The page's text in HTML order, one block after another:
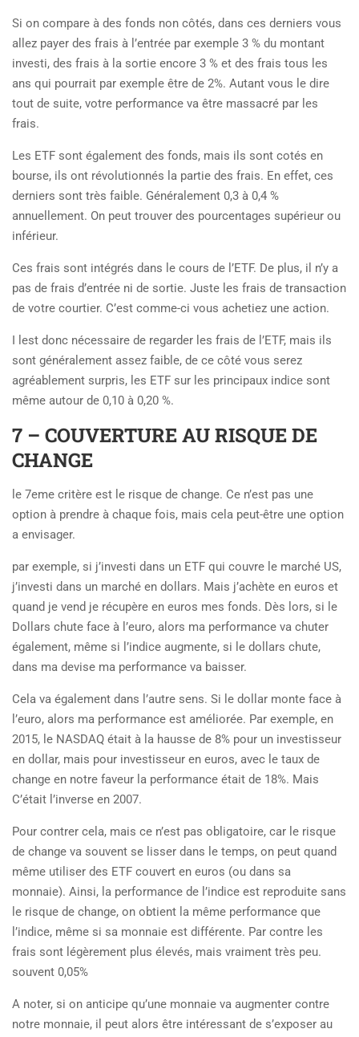
Si on compare à des fonds non côtés, dans ces derniers vous
allez payer des frais à l’entrée par exemple 3 % du montant
investi, des frais à la sortie encore 3 % et des frais tous les
ans qui pourrait par exemple être de 2%. Autant vous le dire
tout de suite, votre performance va être massacré par les
frais.
Les ETF sont également des fonds, mais ils sont cotés en
bourse, ils ont révolutionnés la partie des frais. En effet, ces
derniers sont très faible. Généralement 0,3 à 0,4 %
annuellement. On peut trouver des pourcentages supérieur ou
inférieur.
Ces frais sont intégrés dans le cours de l’ETF. De plus, il n’y a
pas de frais d’entrée ni de sortie. Juste les frais de transaction
de votre courtier. C’est comme-ci vous achetiez une action.
I lest donc nécessaire de regarder les frais de l’ETF, mais ils
sont généralement assez faible, de ce côté vous serez
agréablement surpris, les ETF sur les principaux indice sont
même autour de 0,10 à 0,20 %.
7 – COUVERTURE AU RISQUE DE
CHANGE
le 7eme critère est le risque de change. Ce n’est pas une
option à prendre à chaque fois, mais cela peut-être une option
a envisager.
par exemple, si j’investi dans un ETF qui couvre le marché US,
j’investi dans un marché en dollars. Mais j’achète en euros et
quand je vend je récupère en euros mes fonds. Dès lors, si le
Dollars chute face à l’euro, alors ma performance va chuter
également, même si l’indice augmente, si le dollars chute,
dans ma devise ma performance va baisser.
Cela va également dans l’autre sens. Si le dollar monte face à
l’euro, alors ma performance est améliorée. Par exemple, en
2015, le NASDAQ était à la hausse de 8% pour un investisseur
en dollar, mais pour investisseur en euros, avec le taux de
change en notre faveur la performance était de 18%. Mais
C’était l’inverse en 2007.
Pour contrer cela, mais ce n’est pas obligatoire, car le risque
de change va souvent se lisser dans le temps, on peut quand
même utiliser des ETF couvert en euros (ou dans sa
monnaie). Ainsi, la performance de l’indice est reproduite sans
le risque de change, on obtient la même performance que
l’indice, même si sa monnaie est différente. Par contre les
frais sont légèrement plus élevés, mais vraiment très peu.
souvent 0,05%
A noter, si on anticipe qu’une monnaie va augmenter contre
notre monnaie, il peut alors être intéressant de s’exposer au